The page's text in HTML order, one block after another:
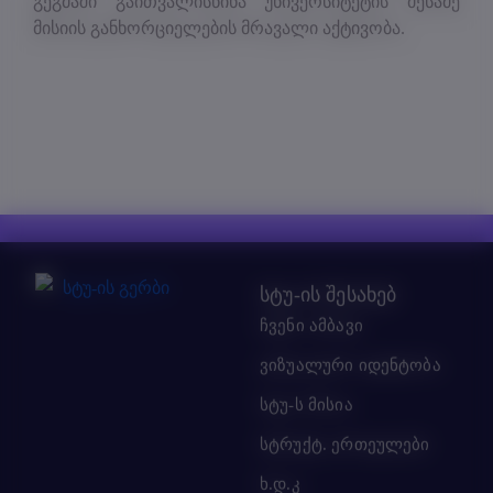
მისიის განხორციელების მრავალი აქტივობა.
სტუ-ის შესახებ
ჩვენი ამბავი
ვიზუალური იდენტობა
სტუ-ს მისია
სტრუქტ. ერთეულები
ხ.დ.კ